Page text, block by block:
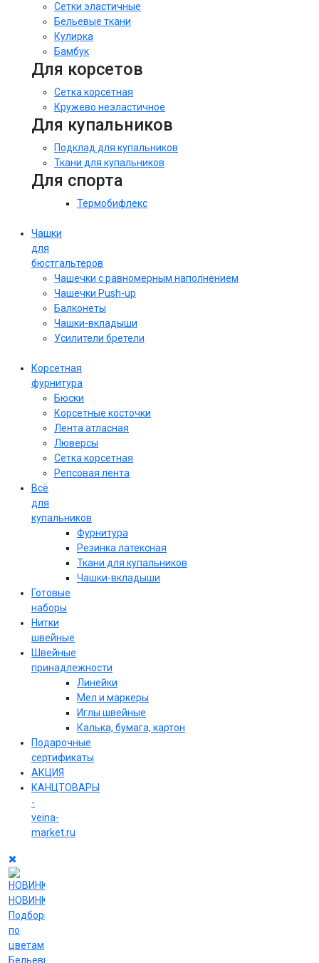
Сетки эластичные
Бельевые ткани
Кулирка
Бамбук
Для корсетов
Сетка корсетная
Кружево неэластичное
Для купальников
Подклад для купальников
Ткани для купальников
Для спорта
Термобифлекс
Чашки
для
бюстгальтеров
Чашечки с равномерным наполнением
Чашечки Push-up
Балконеты
Чашки-вкладыши
Усилители бретели
Корсетная
фурнитура
Бюски
Корсетные косточки
Лента атласная
Люверсы
Сетка корсетная
Репсовая лента
Всё
для
купальников
Фурнитура
Резинка латексная
Ткани для купальников
Чашки-вкладыши
Готовые
наборы
Нитки
швейные
Швейные
принадлежности
Линейки
Мел и маркеры
Иглы швейные
Калька, бумага, картон
Подарочные
сертификаты
АКЦИЯ
КАНЦТОВАРЫ
-
veina-
market.ru
НОВИНКИ
Подборки
по
цветам
Бельевые